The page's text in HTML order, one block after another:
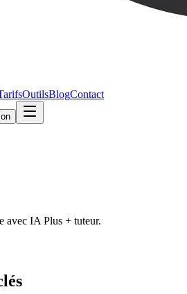
OutilsBlogContact
avec IA Plus + tuteur.